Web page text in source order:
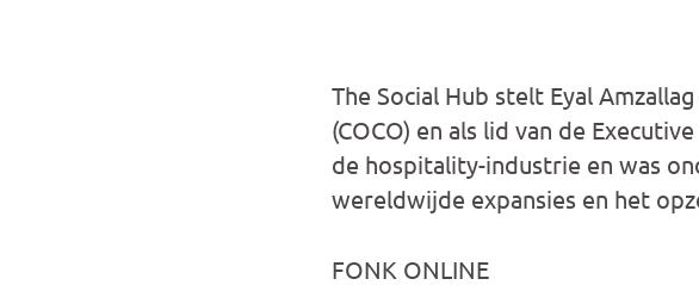
The Social Hub stelt Eyal
(COCO) en als lid van de
de hospitality-industrie en was
wereldwijde expansies en het
FONK ONLINE